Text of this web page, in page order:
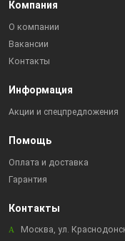
Компания
О компании
Вакансии
Контакты
Информация
Акции и спецпредложения
Помощь
Оплата и доставка
Гарантия
Контакты
Москва, ул.